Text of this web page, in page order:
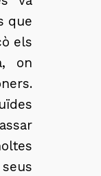
que
els
on